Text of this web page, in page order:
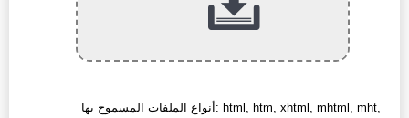
أنواع الملفات المسموح بها: html, htm, xhtml, mhtml, mht,